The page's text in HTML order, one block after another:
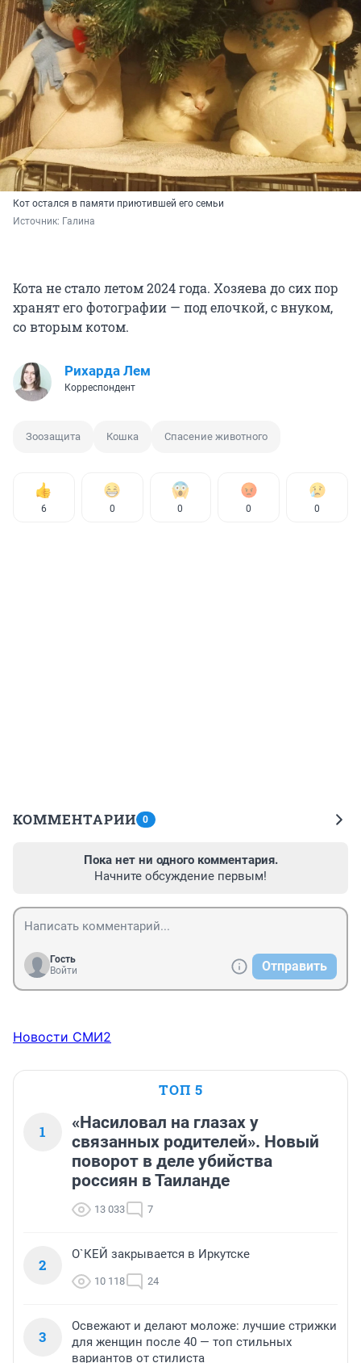
Кот остался в памяти приютившей его семьи
Источник: Галина
Кота не стало летом 2024 года. Хозяева до сих пор
хранят его фотографии — под елочкой, с внуком,
со вторым котом.
Рихарда Лем
Корреспондент
Зоозащита Кошка Спасение животного
6 0 0 0 0
КОММЕНТАРИИ 0
Пока нет ни одного комментария.
Начните обсуждение первым!
Гость
Войти
Отправить
Новости СМИ2
ТОП 5
1
«Насиловал на глазах у
связанных родителей». Новый
поворот в деле убийства
россиян в Таиланде
13 033 7
2
О`КЕЙ закрывается в Иркутске
10 118 24
3
Освежают и делают моложе: лучшие стрижки
для женщин после 40 — топ стильных
вариантов от стилиста